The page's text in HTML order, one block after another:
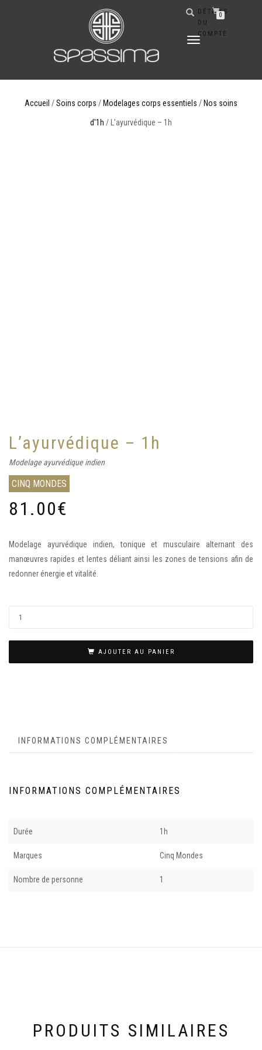
DÉPLIER
DÉTAILS
DU
COMPTE
0
Accueil /Soins corps / Modelages corps essentiels / Nos soins
d'1h / L’ayurvédique – 1h
L’ayurvédique – 1h
Modelage ayurvédique indien
CINQ MONDES
81.00€
Modelage ayurvédique indien, tonique et musculaire alternant des
manœuvres rapides et lentes déliant ainsi les zones de tensions afin de
redonner énergie et vitalité.
AJOUTER AU PANIER
INFORMATIONS COMPLÉMENTAIRES
INFORMATIONS COMPLÉMENTAIRES
Durée 1h
Marques Cinq Mondes
Nombre de personne 1
PRODUITS SIMILAIRES